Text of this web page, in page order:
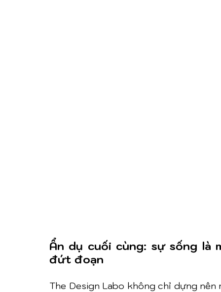
Ẩn dụ cuối cùng: sự sống là
đứt đoạn
The Design Labo không chỉ dựng